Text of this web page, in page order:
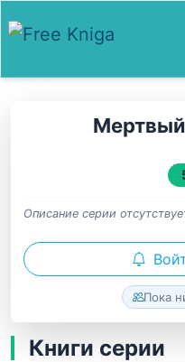
Описание серии
Пока
Книги серии